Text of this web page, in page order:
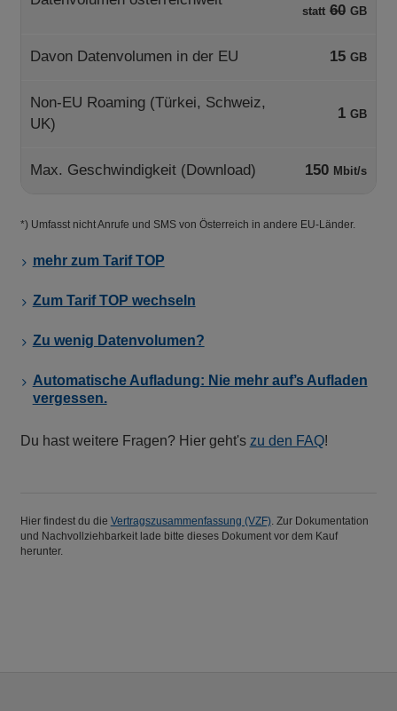
statt 60 GB
Davon Datenvolumen in der EU 15 GB
Non-EU Roaming (Türkei, Schweiz,
UK)
1 GB
Max. Geschwindigkeit (Download) 150 Mbit/s
*) Umfasst nicht Anrufe und SMS von Österreich in andere EU-Länder.
mehr zum Tarif TOP
Zum Tarif TOP wechseln
Zu wenig Datenvolumen?
Automatische Aufladung: Nie mehr auf’s Aufladen
vergessen.
Du hast weitere Fragen? Hier geht's zu den FAQ!
Hier findest du die Vertragszusammenfassung (VZF). Zur Dokumentation
und Nachvollziehbarkeit lade bitte dieses Dokument vor dem Kauf
herunter.